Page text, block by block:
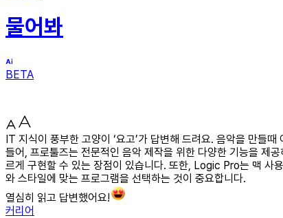
물어봐
BETA
IT 지식이 풍부한 고양이 ‘요고’가 답변해 드려요. 음악을 만들
들어, 프로툴즈는 전문적인 음악 제작을 위한 다양한 기능을 제
르게 구현할 수 있는 장점이 있습니다. 또한, Logic Pro는 맥 사
와 스타일에 맞는 프로그램을 선택하는 것이 중요합니다.
열심히 읽고 답변했어요!
커리어